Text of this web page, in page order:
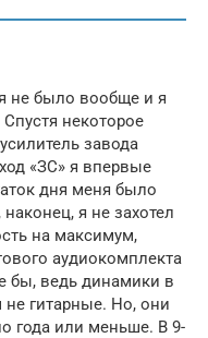
не было вообще и я
некоторое
завода
«ЗС» я впервые
дня меня было
я не захотел
на максимум,
аудиокомплекта
бы, ведь динамики в
гитарные. Но, они
года или меньше. В 9-